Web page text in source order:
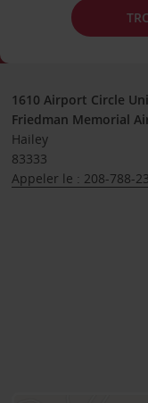
1610 Airport Circle
Friedman Memorial
Hailey
83333
Appeler le : 208-788-